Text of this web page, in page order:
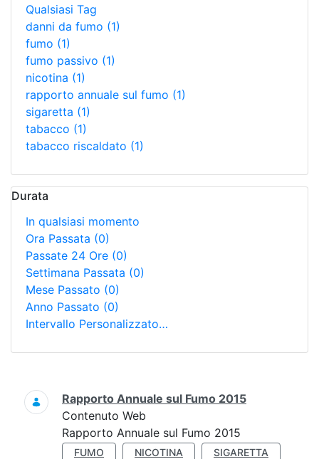
Qualsiasi Tag
danni da fumo (1)
fumo (1)
fumo passivo (1)
nicotina (1)
rapporto annuale sul fumo (1)
sigaretta (1)
tabacco (1)
tabacco riscaldato (1)
Durata
In qualsiasi momento
Ora Passata (0)
Passate 24 Ore (0)
Settimana Passata (0)
Mese Passato (0)
Anno Passato (0)
Intervallo Personalizzato…
Ricerca
Rapporto Annuale sul Fumo 2015
Contenuto Web
Rapporto Annuale sul Fumo 2015
FUMO NICOTINA
SIGARETTA